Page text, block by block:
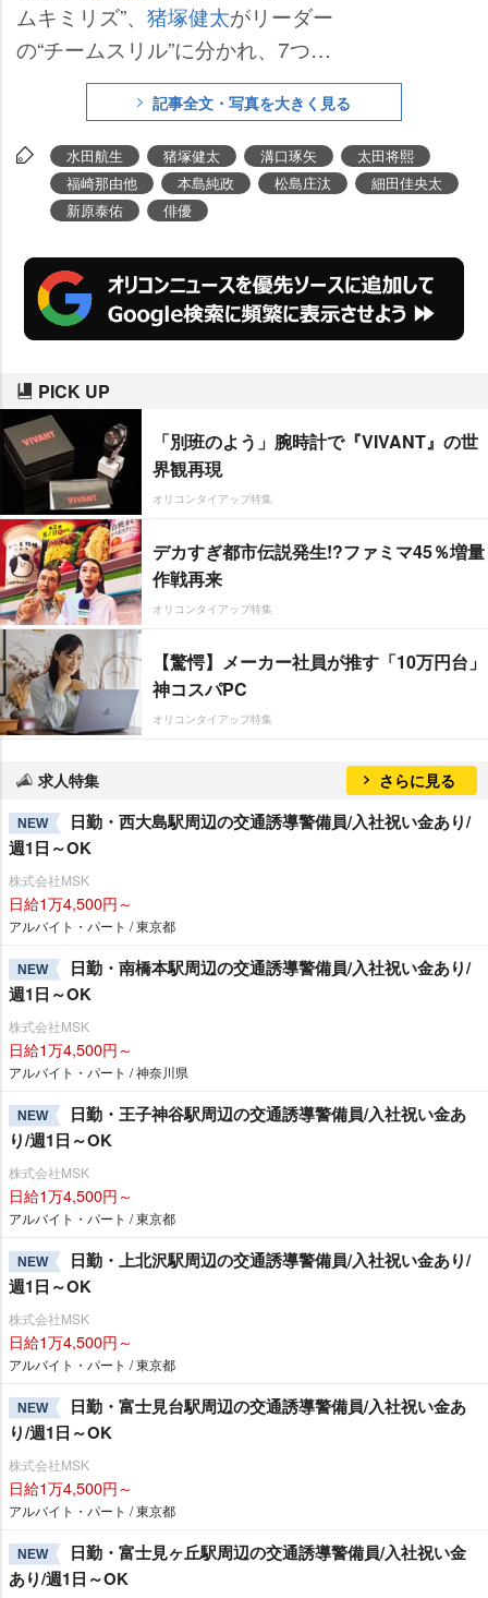
ムキミリズ”、 猪塚健太がリーダー
の“チームスリル”に分かれ、7つの
競技で熱戦を繰り広げた。
記事全文・写真を大きく見る
水田航生 猪塚健太 溝口琢矢
太田将熙
福崎那由他
本島純政 松島庄汰
細田佳央太
新原泰佑
俳優
PICK UP
「別班のよう」腕時計で『VIVANT』の世
界観再現
オリコンタイアップ特集
デカすぎ都市伝説発生!?ファミマ45％増量
作戦再来
オリコンタイアップ特集
【驚愕】メーカー社員が推す「10万円台」
神コスパPC
オリコンタイアップ特集
求人特集 さらに見る
NEW
日勤・西大島駅周辺の交通誘導警備員/入社祝い金あり/
週1日～OK
株式会社MSK
日給1万4,500円～
アルバイト・パート / 東京都
NEW
日勤・南橋本駅周辺の交通誘導警備員/入社祝い金あり/
週1日～OK
株式会社MSK
日給1万4,500円～
アルバイト・パート / 神奈川県
NEW
日勤・王子神谷駅周辺の交通誘導警備員/入社祝い金あ
り/週1日～OK
株式会社MSK
日給1万4,500円～
アルバイト・パート / 東京都
NEW
日勤・上北沢駅周辺の交通誘導警備員/入社祝い金あり/
週1日～OK
株式会社MSK
日給1万4,500円～
アルバイト・パート / 東京都
NEW
日勤・富士見台駅周辺の交通誘導警備員/入社祝い金あ
り/週1日～OK
株式会社MSK
日給1万4,500円～
アルバイト・パート / 東京都
NEW
日勤・富士見ヶ丘駅周辺の交通誘導警備員/入社祝い金
あり/週1日～OK